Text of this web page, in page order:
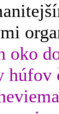
oko
húfov